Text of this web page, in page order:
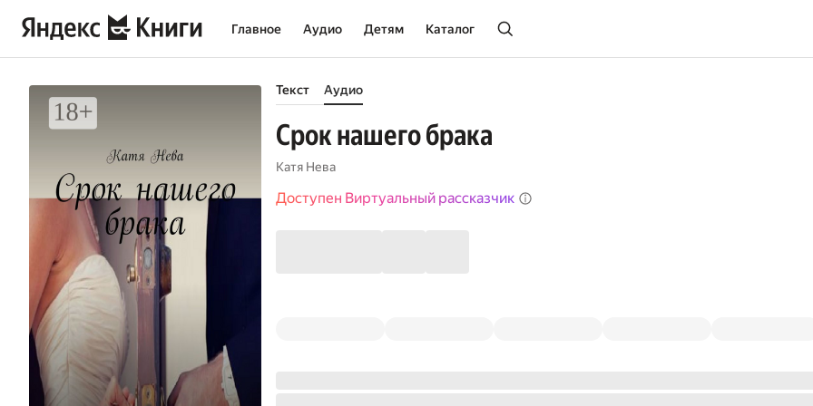
Главное Аудио Детям Каталог
Текст Аудио
Срок нашего брака
Катя Нева
Доступен Виртуальный рассказчик